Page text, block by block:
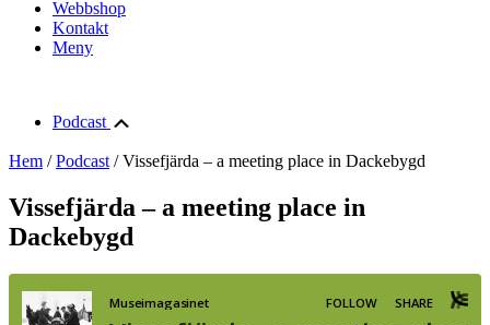
Webbshop
Kontakt
Meny
Podcast
Hem /Podcast /Vissefjärda – a meeting place in Dackebygd
Vissefjärda – a meeting place in
Dackebygd